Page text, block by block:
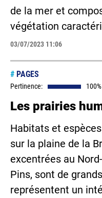
de la mer et
végétation
03/07/2023 11:06
# PAGES
Pertinence: 100%
Les prairies
Habitats et
sur la plaine de la
excentrées au
Pins, sont de
représentent un